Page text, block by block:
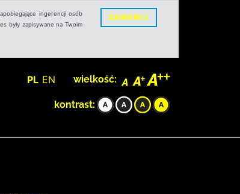
ingerencji osób
były zapisywane na Twoim
ZAMKNIJ
PL EN wielkość:
kontrast: